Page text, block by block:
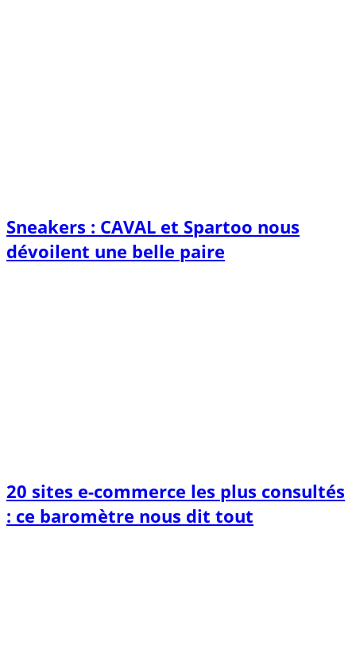
Sneakers : CAVAL et Spartoo nous
dévoilent une belle paire
20 sites e-commerce les plus consultés
: ce baromètre nous dit tout